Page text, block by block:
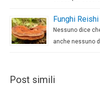
Funghi
Nessuno dice
anche nessuno
Post simili